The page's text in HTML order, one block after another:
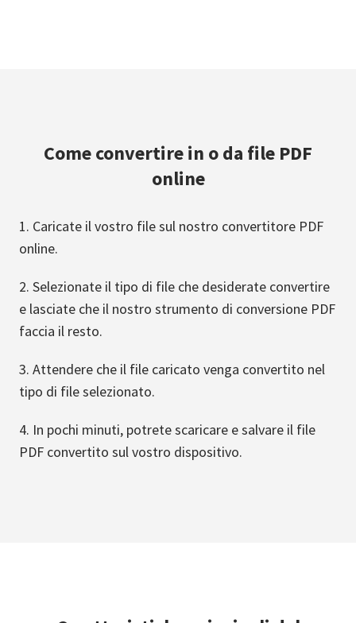
Come convertire in o da file PDF
online
Caricate il vostro file sul nostro convertitore PDF
online.
Selezionate il tipo di file che desiderate convertire
e lasciate che il nostro strumento di conversione PDF
faccia il resto.
Attendere che il file caricato venga convertito nel
tipo di file selezionato.
In pochi minuti, potrete scaricare e salvare il file
PDF convertito sul vostro dispositivo.